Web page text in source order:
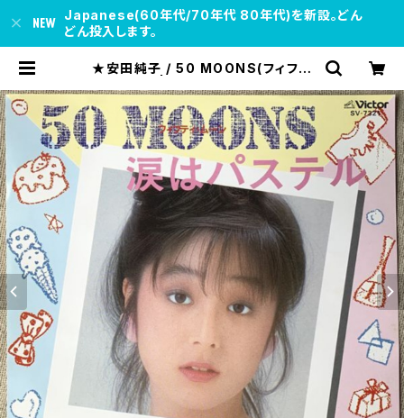
Japanese(60年代/70年代 80年代)を新設。どん
どん投入します。
★安田純子 / 50 MOONS(フィフテ
ds